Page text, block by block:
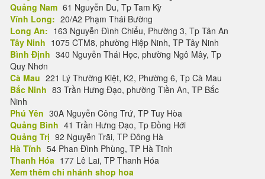
Quảng Nam 61 Nguyễn Du, Tp Tam Kỳ
Vĩnh Long: 20/A2 Phạm Thái Bường
Long An: 163 Nguyễn Đình Chiểu, Phường 3, Tp Tân An
Tây Ninh 1075 CTM8, phường Hiệp Ninh, TP Tây Ninh
Bình Định 340 Nguyễn Thái Học, phường Ngô Mây, Tp
Quy Nhơn
Cà Mau 221 Lý Thường Kiệt, K2, Phường 6, Tp Cà Mau
Bắc Ninh 83 Trần Hưng Đạo, phường Tiền An, TP Bắc
Ninh
Phú Yên 30A Nguyễn Công Trứ, TP Tuy Hòa
Quảng Bình 41 Trần Hưng Đạo, Tp Đồng Hới
Quảng Trị 92 Nguyễn Trãi, TP Đông Hà
Hà Tĩnh 54 Phan Đình Phùng, TP Hà Tĩnh
Thanh Hóa 177 Lê Lai, TP Thanh Hóa
Xem thêm chi nhánh shop hoa